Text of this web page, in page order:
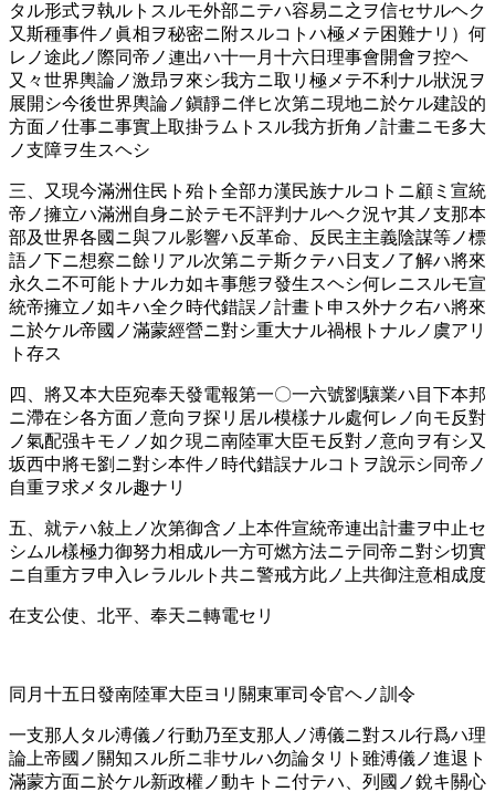
タル形式ヲ執ルトスルモ外部ニテハ容易ニ之ヲ信セサルヘク
又斯種事件ノ眞相ヲ秘密ニ附スルコトハ極メテ困難ナリ）何
レノ途此ノ際同帝ノ連出ハ十一月十六日理事會開會ヲ控ヘ
又々世界輿論ノ激昻ヲ來シ我方ニ取リ極メテ不利ナル狀況ヲ
展開シ今後世界輿論ノ鎭靜ニ伴ヒ次第ニ現地ニ於ケル建設的
方面ノ仕事ニ事實上取掛ラムトスル我方折角ノ計畫ニモ多大
ノ支障ヲ生スヘシ
三、又現今滿洲住民ト殆ト全部カ漢民族ナルコトニ顧ミ宣統
帝ノ擁立ハ滿洲自身ニ於テモ不評判ナルヘク況ヤ其ノ支那本
部及世界各國ニ與フル影響ハ反革命、反民主主義陰謀等ノ標
語ノ下ニ想察ニ餘リアル次第ニテ斯クテハ日支ノ了解ハ將來
永久ニ不可能トナルカ如キ事態ヲ發生スヘシ何レニスルモ宣
統帝擁立ノ如キハ全ク時代錯誤ノ計畫ト申ス外ナク右ハ將來
ニ於ケル帝國ノ滿蒙經營ニ對シ重大ナル禍根トナルノ虞アリ
ト存ス
四、將又本大臣宛奉天發電報第一〇一六號劉驤業ハ目下本邦
ニ滯在シ各方面ノ意向ヲ探リ居ル模樣ナル處何レノ向モ反對
ノ氣配强キモノノ如ク現ニ南陸軍大臣モ反對ノ意向ヲ有シ又
坂西中將モ劉ニ對シ本件ノ時代錯誤ナルコトヲ說示シ同帝ノ
自重ヲ求メタル趣ナリ
五、就テハ敍上ノ次第御含ノ上本件宣統帝連出計畫ヲ中止セ
シムル樣極力御努力相成ル一方可燃方法ニテ同帝ニ對シ切實
ニ自重方ヲ申入レラルルト共ニ警戒方此ノ上共御注意相成度
在支公使、北平、奉天ニ轉電セリ
同月十五日發南陸軍大臣ヨリ關東軍司令官ヘノ訓令
一支那人タル溥儀ノ行動乃至支那人ノ溥儀ニ對スル行爲ハ理
論上帝國ノ關知スル所ニ非サルハ勿論タリト雖溥儀ノ進退ト
滿蒙方面ニ於ケル新政權ノ動キトニ付テハ、列國ノ銳キ關心